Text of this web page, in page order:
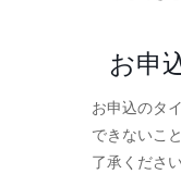
お申
お申込のタ
できないこ
了承ください